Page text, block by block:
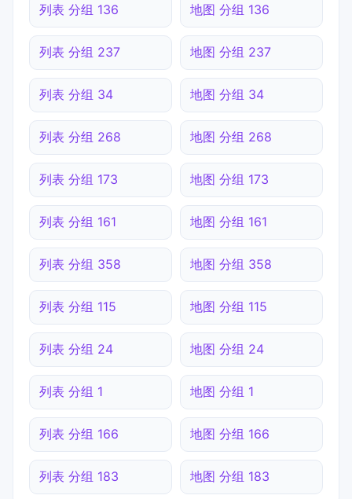
列表 分组 136 地图 分组 136
列表 分组 237 地图 分组 237
列表 分组 34 地图 分组 34
列表 分组 268 地图 分组 268
列表 分组 173 地图 分组 173
列表 分组 161 地图 分组 161
列表 分组 358 地图 分组 358
列表 分组 115 地图 分组 115
列表 分组 24 地图 分组 24
列表 分组 1 地图 分组 1
列表 分组 166 地图 分组 166
列表 分组 183 地图 分组 183